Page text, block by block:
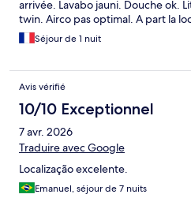
arrivée. Lavabo jauni. Douche ok.
twin. Airco pas optimal. A part la
sur la place à côté, je ne vois pas
Séjour de 1 nuit
Avis vérifié
10/10 Exceptionnel
7 avr. 2026
Traduire avec Google
Localização excelente.
Emanuel, séjour de 7 nuits